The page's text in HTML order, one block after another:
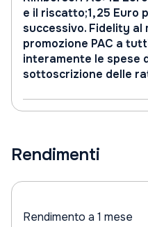
e il riscatto;1,25 Euro
successivo. Fidelity
promozione PAC a
interamente le spese
sottoscrizione delle
Rendimenti
Rendimento a 1 mese